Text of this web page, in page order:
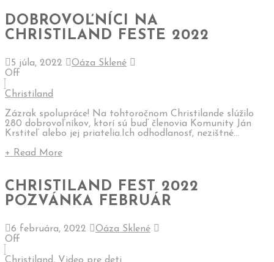
DOBROVOĽNÍCI NA
CHRISTILAND FESTE 2022
5 júla, 2022
Oáza Sklené
Off
Christiland
Zázrak spolupráce! Na tohtoročnom Christilande slúžilo
280 dobrovoľníkov, ktorí sú buď členovia Komunity Ján
Krstiteľ alebo jej priatelia.Ich odhodlanosť, nezištné...
+ Read More
CHRISTILAND FEST 2022
POZVÁNKA FEBRUÁR
6 februára, 2022
Oáza Sklené
Off